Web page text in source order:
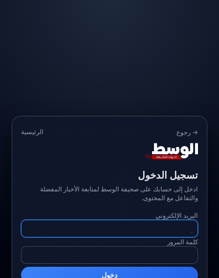
→ رجوع الرئيسية
تسجيل الدخول
ادخل إلى حسابك على صحيفة الوسط لمتابعة الأخبار المفضلة
والتفاعل مع المحتوى.
البريد الإلكتروني
كلمة المرور
دخول